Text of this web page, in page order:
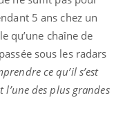
5 ans chez un
qu’une chaîne de
sous les radars
ce qu’il s’est
l’une des plus grandes